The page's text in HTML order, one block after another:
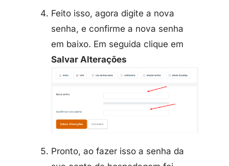
Feito isso, agora digite a nova
senha, e confirme a nova senha
em baixo. Em seguida clique em
Salvar Alterações
Pronto, ao fazer isso a senha da